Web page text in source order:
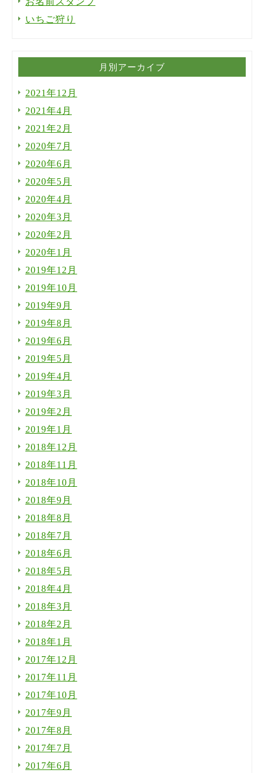
いちご狩り
月別アーカイブ
2021年12月
2021年4月
2021年2月
2020年7月
2020年6月
2020年5月
2020年4月
2020年3月
2020年2月
2020年1月
2019年12月
2019年10月
2019年9月
2019年8月
2019年6月
2019年5月
2019年4月
2019年3月
2019年2月
2019年1月
2018年12月
2018年11月
2018年10月
2018年9月
2018年8月
2018年7月
2018年6月
2018年5月
2018年4月
2018年3月
2018年2月
2018年1月
2017年12月
2017年11月
2017年10月
2017年9月
2017年8月
2017年7月
2017年6月